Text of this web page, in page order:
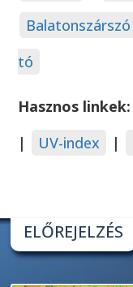
Balatonszárszó
tó
Hasznos linkek:
|
UV-index |
ELŐREJELZÉS